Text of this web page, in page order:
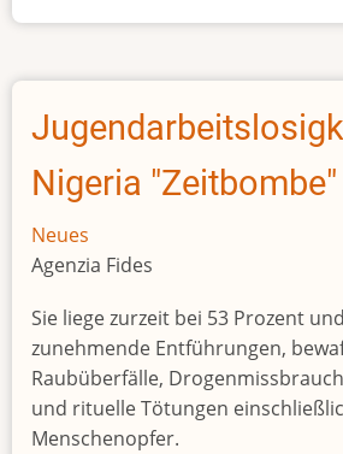
Afrikas
Größe
Nigeria "Zeitbombe"
Neues
Agenzia Fides
Sie liege zurzeit bei 53 Prozent
zunehmende Entführungen,
Raubüberfälle,
und rituelle Tötungen
Menschenopfer.